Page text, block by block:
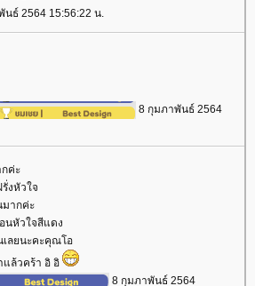
นธ์ 2564 15:56:22 น.
8 กุมภาพันธ์ 2564
ค่ะ
งหัวใจ
มากค่ะ
หัวใจสีแดง
ลยนะคะคุณโอ
ล้วคร้า อิ อิ
8 กุมภาพันธ์ 2564